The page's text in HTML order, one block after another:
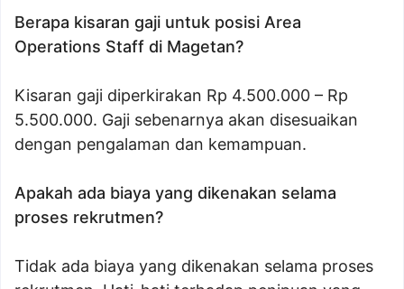
Berapa kisaran gaji untuk posisi Area
Operations Staff di Magetan?
Kisaran gaji diperkirakan Rp 4.500.000 – Rp
5.500.000. Gaji sebenarnya akan disesuaikan
dengan pengalaman dan kemampuan.
Apakah ada biaya yang dikenakan selama
proses rekrutmen?
Tidak ada biaya yang dikenakan selama proses